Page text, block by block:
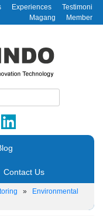
Experiences
Testimoni
Magang
Member
Contact Us
»
Environmental